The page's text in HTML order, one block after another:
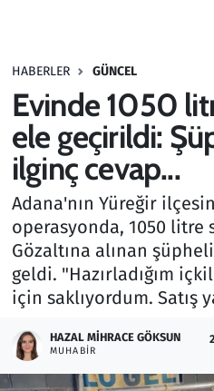
HABERLER GÜNCEL
Evinde 1050
ele geçirildi:
ilginç cevap...
Adana'nın Yüreğir
operasyonda, 1050
Gözaltına alınan
geldi. "Hazırladığım
için saklıyordum. Satış
HAZAL MIHRACE GÖKSUN
MUHABIR
Haber
Kültür Sanat
Kurumsal Haberler
Lezzet Durağı
Memur ve Kamu
Otomobil
Oyun